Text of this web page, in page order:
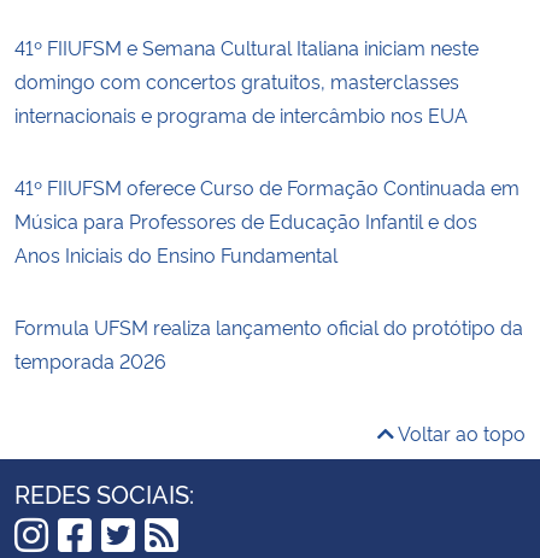
41º FIIUFSM e Semana Cultural Italiana iniciam neste
domingo com concertos gratuitos, masterclasses
internacionais e programa de intercâmbio nos EUA
41º FIIUFSM oferece Curso de Formação Continuada em
Música para Professores de Educação Infantil e dos
Anos Iniciais do Ensino Fundamental
Formula UFSM realiza lançamento oficial do protótipo da
temporada 2026
Voltar ao topo
REDES SOCIAIS: